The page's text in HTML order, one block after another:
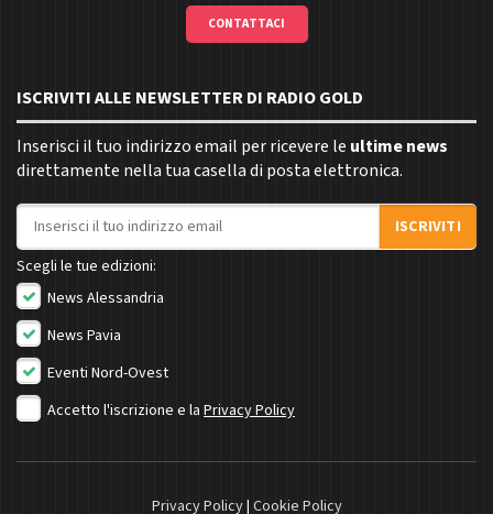
CONTATTACI
ISCRIVITI ALLE NEWSLETTER DI RADIO GOLD
Inserisci il tuo indirizzo email per ricevere le ultime news
direttamente nella tua casella di posta elettronica.
Indirizzo email
ISCRIVITI
Scegli le tue edizioni:
News Alessandria
News Pavia
Eventi Nord-Ovest
Accetto l'iscrizione e la Privacy Policy
Privacy Policy| Cookie Policy